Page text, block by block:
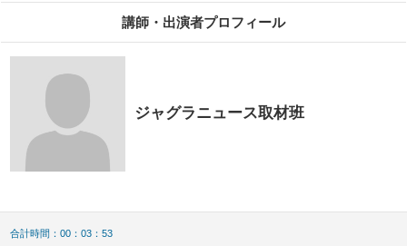
講師・出演者プロフィール
ジャグラニュース取材班
合計時間：00：03：53